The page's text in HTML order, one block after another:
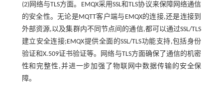
(2)网络与TLS方面。EMQX采用SSL和TLS协议来保障网络通信
的安全性。无论是MQTT客户端与EMQX的连接,还是连接到
外部资源,以及集群内不同节点间的通信,都可以通过SSL/TLS
建立安全连接;EMQX提供全面的SSL/TLS功能支持,包括身份
验证和X.509证书验证等。网络与TLS方面确保了通信的机密
性和完整性,并进一步加强了物联网中数据传输的安全保
障。